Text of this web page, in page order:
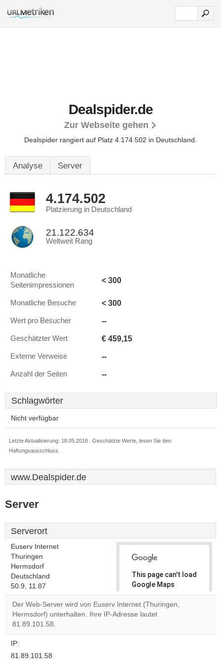
Dealspider.de
Zur Webseite gehen
Dealspider rangiert auf Platz 4.174.502 in Deutschland.
Analyse Server
4.174.502
Platzierung in Deutschland
21.122.634
Weltweit Rang
Monatliche
Seitenimpressionen
< 300
Monatliche Besuche < 300
Wert pro Besucher --
Geschätzter Wert € 459,15
Externe Verweise --
Anzahl der Seiten --
Schlagwörter
Nicht verfügbar
Letzte Aktualisierung: 18.05.2018 . Geschätzte Werte, lesen Sie den
Haftungsausschluss.
www.Dealspider.de
Server
Serverort
Euserv Internet
Thuringen
Hermsdorf
Deutschland
50.9, 11.87
This page can't load
Google Maps
correctly.
Do you
Der Web-Server wird von Euserv Internet (Thuringen,
Hermsdorf) unterhalten. Ihre IP-Adresse lautet
81.89.101.58.
IP:
81.89.101.58